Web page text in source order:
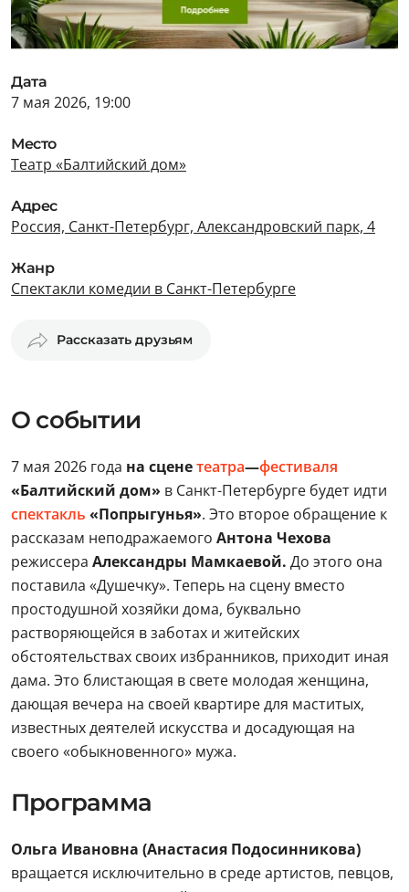
Дата
7 мая 2026, 19:00
Место
Театр «Балтийский дом»
Адрес
Россия, Санкт-Петербург, Александровский парк, 4
Жанр
Спектакли комедии в Санкт-Петербурге
Рассказать друзьям
О событии
7 мая 2026 года на сценетеатра—фестиваля
«Балтийский дом» в Санкт-Петербурге будет идти
спектакль «Попрыгунья». Это второе обращение к
рассказам неподражаемого Антона Чехова
режиссера Александры Мамкаевой. До этого она
поставила «Душечку». Теперь на сцену вместо
простодушной хозяйки дома, буквально
растворяющейся в заботах и житейских
обстоятельствах своих избранников, приходит иная
дама. Это блистающая в свете молодая женщина,
дающая вечера на своей квартире для маститых,
известных деятелей искусства и досадующая на
своего «обыкновенного» мужа.
Программа
Ольга Ивановна (Анастасия Подосинникова)
вращается исключительно в среде артистов, певцов,